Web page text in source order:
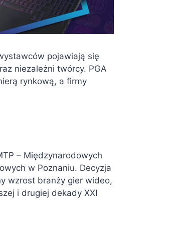
pojawiają się
niezależni twórcy. PGA
rynkową, a firmy
– Międzynarodowych
w Poznaniu. Decyzja
wzrost branży gier wideo,
i drugiej dekady XXI